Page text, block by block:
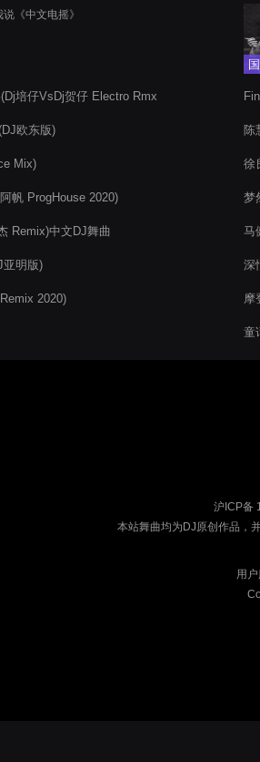
《中文电摇》
培仔VsDj贺仔 Electro Rmx
欧东版)
Mix)
帆 ProgHouse 2020)
Remix)中文DJ舞曲
亚明版)
2020)
陈
徐
梦
马
深
摩
童
沪ICP备
本站舞曲均为DJ原创作品，
用